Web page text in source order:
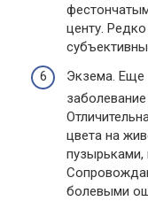
центу.
Экзема. Еще
цвета на
болевыми